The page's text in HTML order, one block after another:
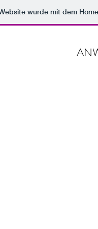
wurde mit dem